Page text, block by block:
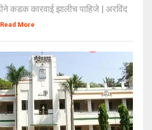
कडक कारवाई झालीच पाहिजे | अरविंद
Read More